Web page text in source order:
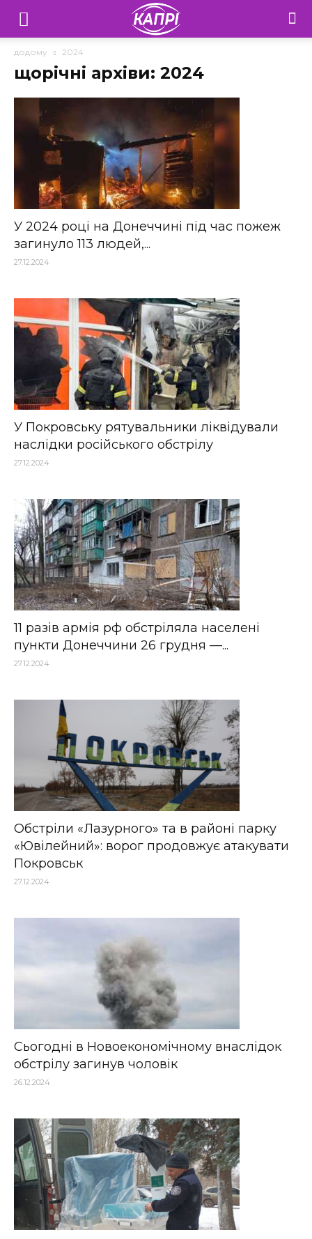
Телебачення
«Капрі»
Новини
Донеччини
додому 2024
щорічні архіви: 2024
У 2024 році на Донеччині під час пожеж
загинуло 113 людей,...
27.12.2024
У Покровську рятувальники ліквідували
наслідки російського обстрілу
27.12.2024
11 разів армія рф обстріляла населені
пункти Донеччини 26 грудня —...
27.12.2024
Обстріли «Лазурного» та в районі парку
«Ювілейний»: ворог продовжує атакувати
Покровськ
27.12.2024
Сьогодні в Новоекономічному внаслідок
обстрілу загинув чоловік
26.12.2024